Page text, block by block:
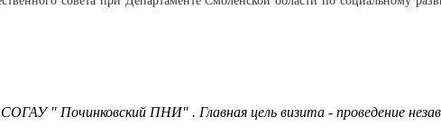
" Починковский ПНИ" . Главная цель визита - проведение